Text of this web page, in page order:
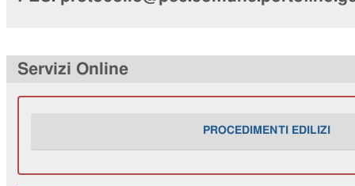
Servizi Online
PROCEDIMENTI EDILIZI